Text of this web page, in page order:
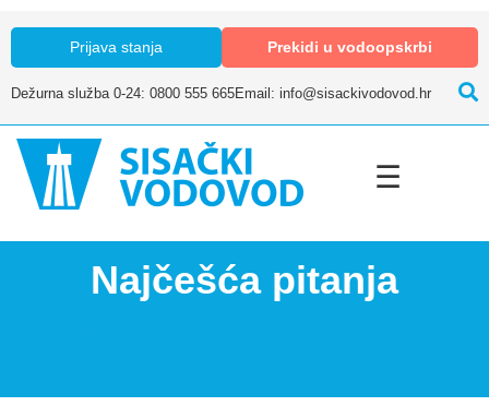
Prijava stanja Prekidi u vodoopskrbi
Dežurna služba 0-24: 0800 555 665Email: info@sisackivodovod.hr
☰
Najčešća pitanja